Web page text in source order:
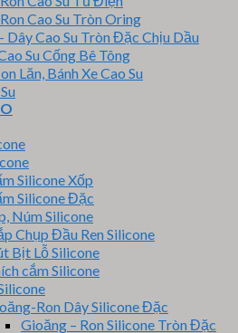
Cao Su Tròn Oring
Dây Cao Su Tròn Đặc Chịu Dầu
Su Cống Bê Tông
Lăn, Bánh Xe Cao Su
Silicone Xốp
Silicone Đặc
Núm Silicone
Chụp Đầu Ren Silicone
Bịt Lỗ Silicone
cắm Silicone
Ron Dây Silicone Đặc
Gioăng – Ron Silicone Tròn Đặc